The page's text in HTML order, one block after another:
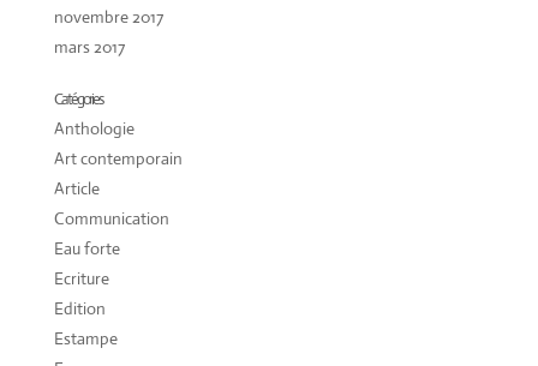
novembre 2017
mars 2017
Catégories
Anthologie
Art contemporain
Article
Communication
Eau forte
Ecriture
Edition
Estampe